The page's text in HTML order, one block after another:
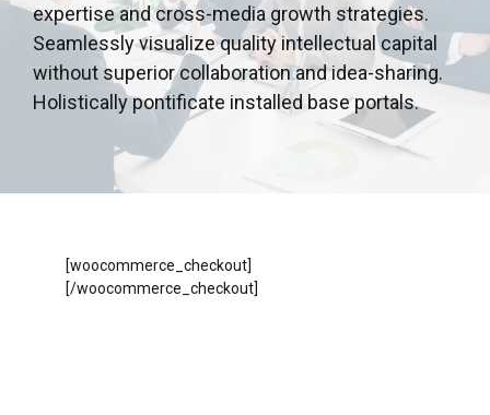
expertise and cross-media growth strategies.
Seamlessly visualize quality intellectual capital
without superior collaboration and idea-sharing.
Holistically pontificate installed base portals.
[woocommerce_checkout]
[/woocommerce_checkout]